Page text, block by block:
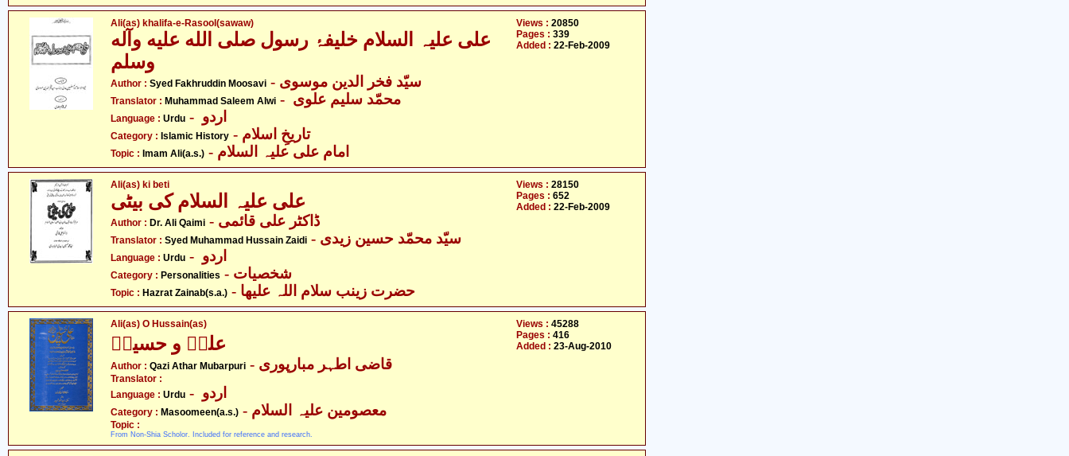
Ali(as) khalifa-e-Rasool(sawaw)
علی علیہ السلام خلیفۂ رسول صلى الله عليه وآله
وسلم
Author : Syed Fakhruddin Moosavi - سیّد فخر الدین موسوی
Translator : Muhammad Saleem Alwi
Language : Urdu
Category : Islamic History - تاریخِ اسلام
Topic : Imam Ali(a.s.) - امام علی علیہ السلام
Views : 20850
Pages : 339
Added : 22-Feb-2009
Ali(as) ki beti
Author : Dr. Ali Qaimi
Translator : Syed Muhammad Hussain Zaidi
Language : Urdu
Category : Personalities - شخصیات
Topic : Hazrat Zainab(s.a.) - حضرت زینب سلام اللہ علیھا
Views : 28150
Pages : 652
Added : 22-Feb-2009
Ali(as) O Hussain(as)
علیؑ و حسینؑ
Author : Qazi Athar Mubarpuri - قاضی اطہر مبارپوری
Translator :
Language : Urdu
Category : Masoomeen(a.s.)
Topic :
From Non-Shia Scholor. Included for reference and research.
Views : 45288
Pages : 416
Added : 23-Aug-2010